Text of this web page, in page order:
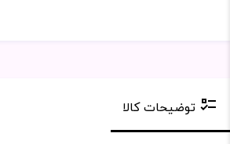
توضیحات کالا